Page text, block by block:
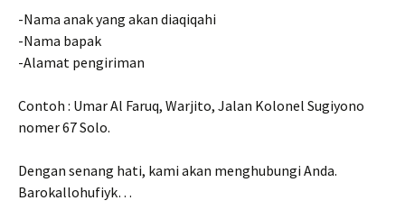
-Nama anak yang akan diaqiqahi
-Nama bapak
-Alamat pengiriman
Contoh : Umar Al Faruq, Warjito, Jalan Kolonel Sugiyono
nomer 67 Solo.
Dengan senang hati, kami akan menghubungi Anda.
Barokallohufiyk…